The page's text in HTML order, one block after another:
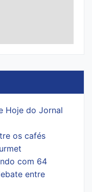
Hoje do Jornal
os cafés
com 64
entre